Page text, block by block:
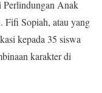
Anak
Sopiah, atau yang
kepada 35 siswa
karakter di